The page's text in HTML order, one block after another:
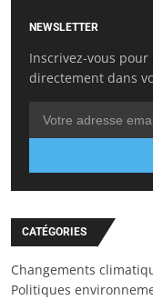
NEWSLETTER
Inscrivez-vous
directement dans
CATÉGORIES
Changements
Politiques